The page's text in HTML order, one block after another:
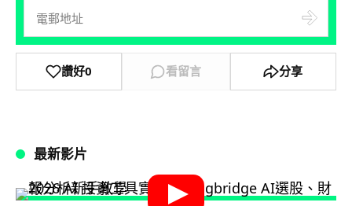
讚好0 看留言 分享
最新影片